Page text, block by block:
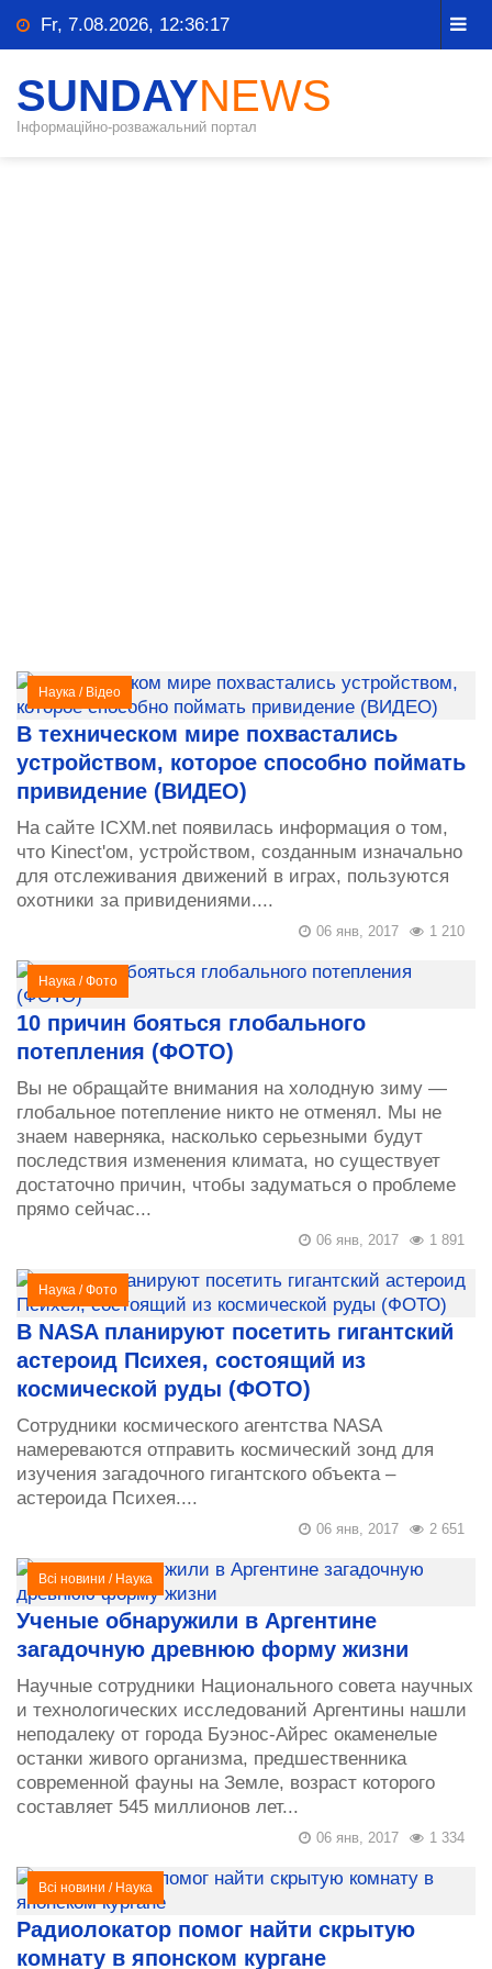
Fr, 7.08.2026, 12:36:18
SUNDAYNEWS
Інформаційно-розважальний портал
Наука / Відео
В техническом мире похвастались
устройством, которое способно поймать
привидение (ВИДЕО)
На сайте ICXM.net появилась информация о том,
что Kinect'ом, устройством, созданным изначально
для отслеживания движений в играх, пользуются
охотники за привидениями....
1 210
06 янв, 2017
Наука /Фото
10 причин бояться глобального
потепления (ФОТО)
Вы не обращайте внимания на холодную зиму —
глобальное потепление никто не отменял. Мы не
знаем наверняка, насколько серьезными будут
последствия изменения климата, но существует
достаточно причин, чтобы задуматься о проблеме
прямо сейчас...
1 891
06 янв, 2017
Наука /Фото
В NASA планируют посетить гигантский
астероид Психея, состоящий из
космической руды (ФОТО)
Сотрудники космического агентства NASA
намереваются отправить космический зонд для
изучения загадочного гигантского объекта –
астероида Психея....
2 651
06 янв, 2017
Всі новини / Наука
Ученые обнаружили в Аргентине
загадочную древнюю форму жизни
Научные сотрудники Национального совета научных
и технологических исследований Аргентины нашли
неподалеку от города Буэнос-Айрес окаменелые
останки живого организма, предшественника
современной фауны на Земле, возраст которого
составляет 545 миллионов лет...
1 334
06 янв, 2017
Всі новини / Наука
Радиолокатор помог найти скрытую
комнату в японском кургане